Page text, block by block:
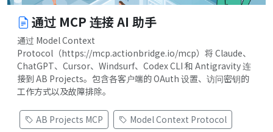
通过 MCP 连接 AI 助手
通过 Model Context
Protocol（https://mcp.actionbridge.io/mcp）将 Claude、
ChatGPT、Cursor、Windsurf、Codex CLI 和 Antigravity 连
接到 AB Projects。包含各客户端的 OAuth 设置、访问密钥的
工作方式以及故障排除。
AB Projects MCP
Model Context Protocol